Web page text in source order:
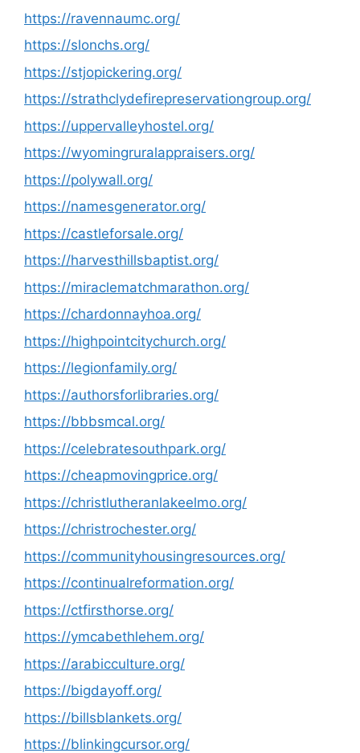
https://ravennaumc.org/
https://slonchs.org/
https://stjopickering.org/
https://strathclydefirepreservationgroup.org/
https://uppervalleyhostel.org/
https://wyomingruralappraisers.org/
https://polywall.org/
https://namesgenerator.org/
https://castleforsale.org/
https://harvesthillsbaptist.org/
https://miraclematchmarathon.org/
https://chardonnayhoa.org/
https://highpointcitychurch.org/
https://legionfamily.org/
https://authorsforlibraries.org/
https://bbbsmcal.org/
https://celebratesouthpark.org/
https://cheapmovingprice.org/
https://christlutheranlakeelmo.org/
https://christrochester.org/
https://communityhousingresources.org/
https://continualreformation.org/
https://ctfirsthorse.org/
https://ymcabethlehem.org/
https://arabicculture.org/
https://bigdayoff.org/
https://billsblankets.org/
https://blinkingcursor.org/